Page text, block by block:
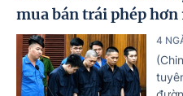
mua bán trái phép hơn
4